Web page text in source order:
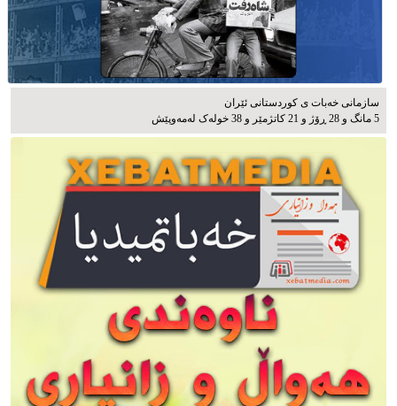
سازمانی خەبات ی كوردستانی ئێران
5 مانگ و 28 ڕۆژ و 21 کاتژمێر و 38 خوله‌ک له‌مه‌وپێش‌